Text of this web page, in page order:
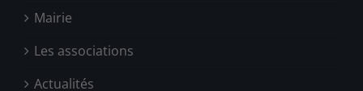
Mairie
Les associations
Actualités